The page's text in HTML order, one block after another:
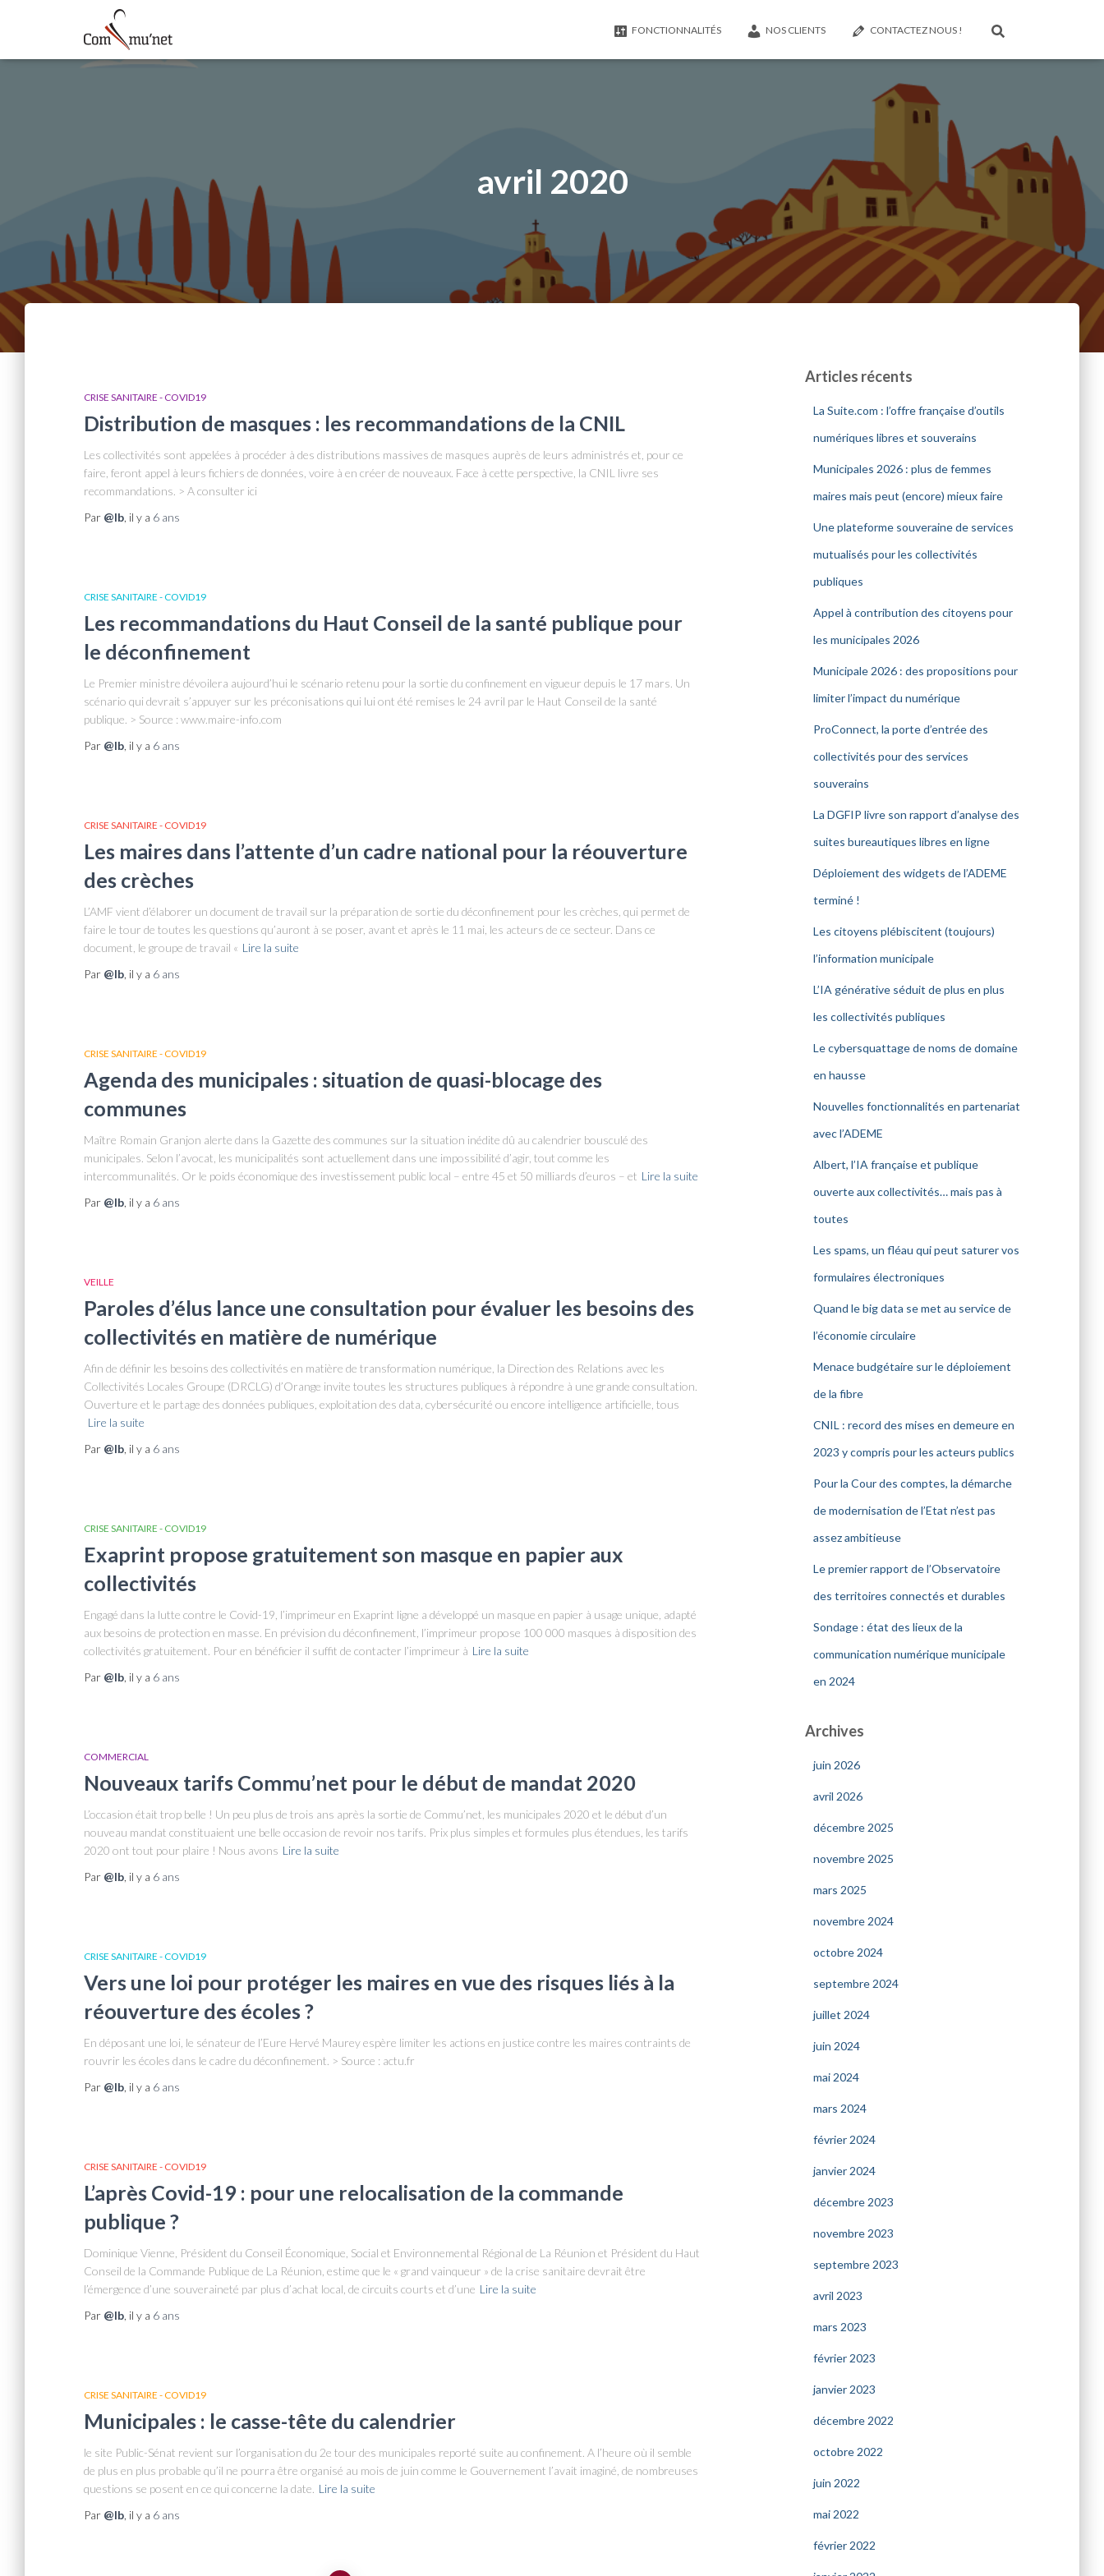
FONCTIONNALITÉS NOS CLIENTS CONTACTEZ NOUS !
avril 2020
CRISE SANITAIRE - COVID19
Distribution de masques : les recommandations de la CNIL
Les collectivités sont appelées à procéder à des distributions massives de masques auprès de leurs administrés et, pour ce
faire, feront appel à leurs fichiers de données, voire à en créer de nouveaux. Face à cette perspective, la CNIL livre ses
recommandations. > A consulter ici
Par @lb , il y a 6 ans
CRISE SANITAIRE - COVID19
Les recommandations du Haut Conseil de la santé publique pour
le déconfinement
Le Premier ministre dévoilera aujourd’hui le scénario retenu pour la sortie du confinement en vigueur depuis le 17 mars. Un
scénario qui devrait s’appuyer sur les préconisations qui lui ont été remises le 24 avril par le Haut Conseil de la santé
publique. > Source : www.maire-info.com
Par @lb , il y a 6 ans
CRISE SANITAIRE - COVID19
Les maires dans l’attente d’un cadre national pour la réouverture
des crèches
L’AMF vient d’élaborer un document de travail sur la préparation de sortie du déconfinement pour les crèches, qui permet de
faire le tour de toutes les questions qu’auront à se poser, avant et après le 11 mai, les acteurs de ce secteur. Dans ce
document, le groupe de travail « Lire la suite
Par @lb , il y a 6 ans
CRISE SANITAIRE - COVID19
Agenda des municipales : situation de quasi-blocage des
communes
Maître Romain Granjon alerte dans la Gazette des communes sur la situation inédite dû au calendrier bousculé des
municipales. Selon l’avocat, les municipalités sont actuellement dans une impossibilité d’agir, tout comme les
intercommunalités. Or le poids économique des investissement public local – entre 45 et 50 milliards d’euros – et Lire la suite
Par @lb , il y a 6 ans
VEILLE
Paroles d’élus lance une consultation pour évaluer les besoins des
collectivités en matière de numérique
Afin de définir les besoins des collectivités en matière de transformation numérique, la Direction des Relations avec les
Collectivités Locales Groupe (DRCLG) d’Orange invite toutes les structures publiques à répondre à une grande consultation.
Ouverture et le partage des données publiques, exploitation des data, cybersécurité ou encore intelligence artificielle, tous
Lire la suite
Par @lb , il y a 6 ans
CRISE SANITAIRE - COVID19
Exaprint propose gratuitement son masque en papier aux
collectivités
Engagé dans la lutte contre le Covid-19, l’imprimeur en Exaprint ligne a développé un masque en papier à usage unique, adapté
aux besoins de protection en masse. En prévision du déconfinement, l’imprimeur propose 100 000 masques à disposition des
collectivités gratuitement. Pour en bénéficier il suffit de contacter l’imprimeur à Lire la suite
Par @lb , il y a 6 ans
COMMERCIAL
Nouveaux tarifs Commu’net pour le début de mandat 2020
L’occasion était trop belle ! Un peu plus de trois ans après la sortie de Commu’net, les municipales 2020 et le début d’un
nouveau mandat constituaient une belle occasion de revoir nos tarifs. Prix plus simples et formules plus étendues, les tarifs
2020 ont tout pour plaire ! Nous avons Lire la suite
Par @lb , il y a 6 ans
CRISE SANITAIRE - COVID19
Vers une loi pour protéger les maires en vue des risques liés à la
réouverture des écoles ?
En déposant une loi, le sénateur de l’Eure Hervé Maurey espère limiter les actions en justice contre les maires contraints de
rouvrir les écoles dans le cadre du déconfinement. > Source : actu.fr
Par @lb , il y a 6 ans
CRISE SANITAIRE - COVID19
L’après Covid-19 : pour une relocalisation de la commande
publique ?
Dominique Vienne, Président du Conseil Économique, Social et Environnemental Régional de La Réunion et Président du Haut
Conseil de la Commande Publique de La Réunion, estime que le « grand vainqueur » de la crise sanitaire devrait être
l’émergence d’une souveraineté par plus d’achat local, de circuits courts et d’une Lire la suite
Par @lb , il y a 6 ans
CRISE SANITAIRE - COVID19
Municipales : le casse-tête du calendrier
le site Public-Sénat revient sur l’organisation du 2e tour des municipales reporté suite au confinement. A l’heure où il semble
de plus en plus probable qu’il ne pourra être organisé au mois de juin comme le Gouvernement l’avait imaginé, de nombreuses
questions se posent en ce qui concerne la date. Lire la suite
Par @lb , il y a 6 ans
Articles récents
La Suite.com : l’offre française d’outils
numériques libres et souverains
Municipales 2026 : plus de femmes
maires mais peut (encore) mieux faire
Une plateforme souveraine de services
mutualisés pour les collectivités
publiques
Appel à contribution des citoyens pour
les municipales 2026
Municipale 2026 : des propositions pour
limiter l’impact du numérique
ProConnect, la porte d’entrée des
collectivités pour des services
souverains
La DGFIP livre son rapport d’analyse des
suites bureautiques libres en ligne
Déploiement des widgets de l’ADEME
terminé !
Les citoyens plébiscitent (toujours)
l’information municipale
L’IA générative séduit de plus en plus
les collectivités publiques
Le cybersquattage de noms de domaine
en hausse
Nouvelles fonctionnalités en partenariat
avec l’ADEME
Albert, l’IA française et publique
ouverte aux collectivités… mais pas à
toutes
Les spams, un fléau qui peut saturer vos
formulaires électroniques
Quand le big data se met au service de
l’économie circulaire
Menace budgétaire sur le déploiement
de la fibre
CNIL : record des mises en demeure en
2023 y compris pour les acteurs publics
Pour la Cour des comptes, la démarche
de modernisation de l’Etat n’est pas
assez ambitieuse
Le premier rapport de l’Observatoire
des territoires connectés et durables
Sondage : état des lieux de la
communication numérique municipale
en 2024
Archives
juin 2026
avril 2026
décembre 2025
novembre 2025
mars 2025
novembre 2024
octobre 2024
septembre 2024
juillet 2024
juin 2024
mai 2024
mars 2024
février 2024
janvier 2024
décembre 2023
novembre 2023
septembre 2023
avril 2023
mars 2023
février 2023
janvier 2023
décembre 2022
octobre 2022
juin 2022
mai 2022
février 2022